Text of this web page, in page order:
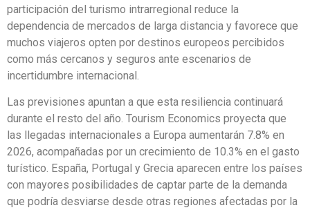
participación del turismo intrarregional reduce la
dependencia de mercados de larga distancia y favorece que
muchos viajeros opten por destinos europeos percibidos
como más cercanos y seguros ante escenarios de
incertidumbre internacional.
Las previsiones apuntan a que esta resiliencia continuará
durante el resto del año. Tourism Economics proyecta que
las llegadas internacionales a Europa aumentarán 7.8% en
2026, acompañadas por un crecimiento de 10.3% en el gasto
turístico. España, Portugal y Grecia aparecen entre los países
con mayores posibilidades de captar parte de la demanda
que podría desviarse desde otras regiones afectadas por la